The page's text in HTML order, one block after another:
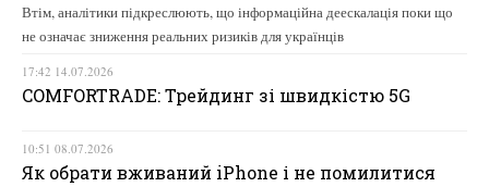
Втім, аналітики підкреслюють, що інформаційна деескалація поки що
не означає зниження реальних ризиків для українців
17:42 14.07.2026
COMFORTRADE: Трейдинг зі швидкістю 5G
10:51 08.07.2026
Як обрати вживаний iPhone і не помилитися